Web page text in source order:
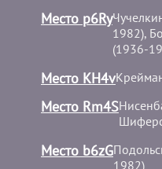
Место p6Ry
1982),
(1936-
Место KH4v
Место Rm4S
Место b6zG
1982)